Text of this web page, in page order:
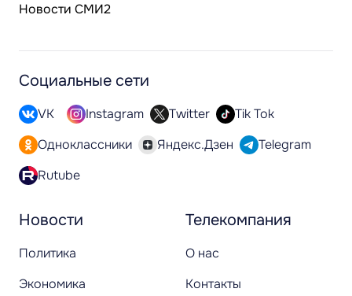
Новости СМИ2
Новости
Политика
Экономика
Телекомпания
О нас
Контакты
Социальные сети
VK Instagram Twitter
Tik Tok
Одноклассники
Яндекс.Дзен
Telegram
Rutube